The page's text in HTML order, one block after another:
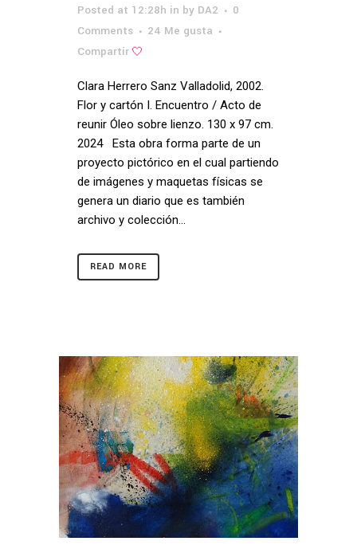
Posted at 12:28h in by DA2
0
Comments
24 Me gusta
Compartir
Clara Herrero Sanz Valladolid, 2002.
Flor y cartón I. Encuentro / Acto de
reunir Óleo sobre lienzo. 130 x 97 cm.
2024 Esta obra forma parte de un
proyecto pictórico en el cual partiendo
de imágenes y maquetas físicas se
genera un diario que es también
archivo y colección...
READ MORE